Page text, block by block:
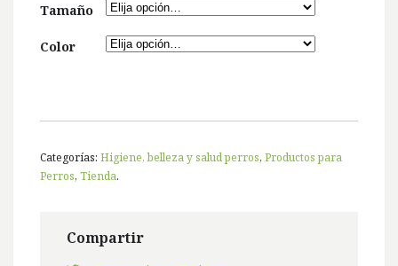
Tamaño
Color
Categorías: Higiene, belleza y salud perros, Productos para
Perros, Tienda.
Compartir